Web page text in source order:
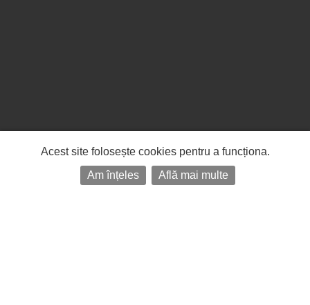
Acest site folosește cookies pentru a funcționa.
Am înțeles
Află mai multe